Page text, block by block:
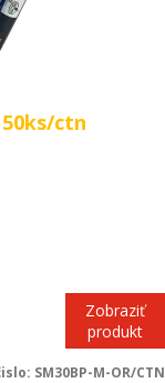
ctn
Zobraziť
produkt
SM30BP-M-OR/CTN